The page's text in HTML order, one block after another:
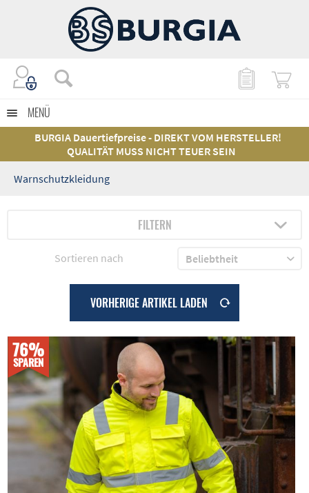
MENÜ
BURGIA Dauertiefpreise - DIREKT VOM HERSTELLER!
QUALITÄT MUSS NICHT TEUER SEIN
Warnschutzkleidung
FILTERN
Sortieren nach
VORHERIGE ARTIKEL LADEN
76%
SPAREN